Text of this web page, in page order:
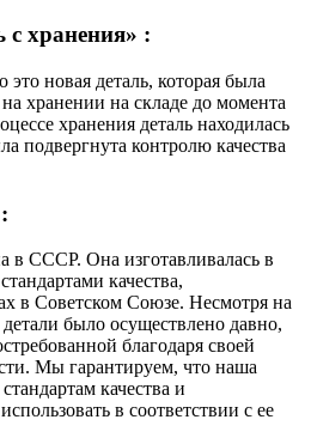
с хранения» :
это новая деталь, которая была
хранении на складе до момента
хранения деталь находилась
подвергнута контролю качества
в СССР. Она изготавливалась в
качества,
в Советском Союзе. Несмотря на
было осуществлено давно,
благодаря своей
Мы гарантируем, что наша
качества и
в соответствии с ее